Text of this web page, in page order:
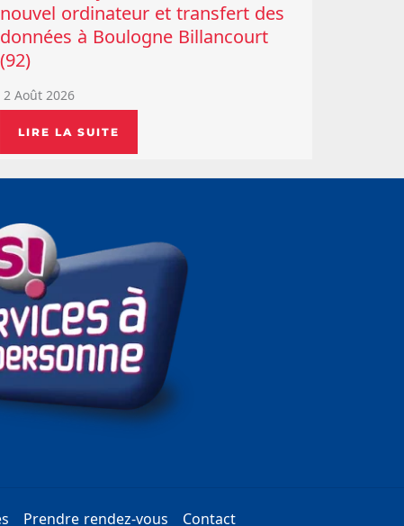
nouvel ordinateur et transfert des
données à Boulogne Billancourt
(92)
2 Août 2026
LIRE LA SUITE
Prendre rendez-vous Contact